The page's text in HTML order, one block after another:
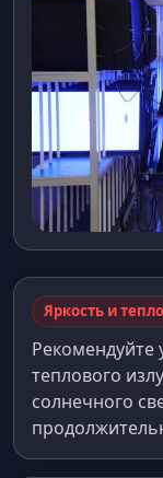
Яркость и
Рекомендуйте
теплового
солнечного